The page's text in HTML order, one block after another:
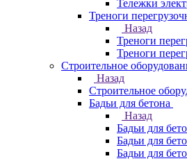
Тележки
Треноги
Назад
Треноги
Треноги
Строительное
Назад
Строительное
Бадьи для бетона
Назад
Бадьи для
Бадьи для
Бадьи для